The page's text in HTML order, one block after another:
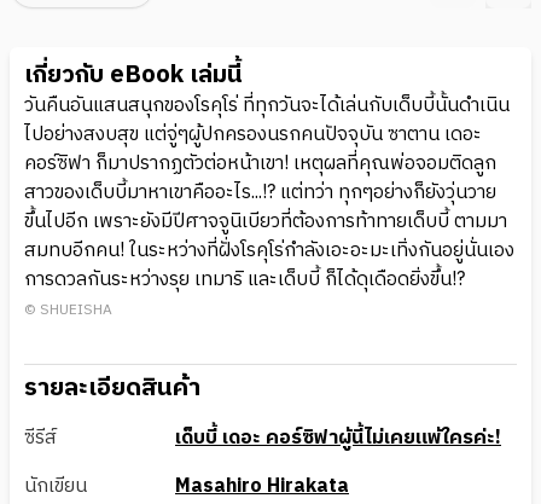
เกี่ยวกับ eBook เล่มนี้
วันคืนอันแสนสนุกของโรคุโร่ ที่ทุกวันจะได้เล่นกับเด็บบี้นั้นดำเนิน
ไปอย่างสงบสุข แต่จู่ๆผู้ปกครองนรกคนปัจจุบัน ซาตาน เดอะ
คอร์ซิฟา ก็มาปรากฏตัวต่อหน้าเขา! เหตุผลที่คุณพ่อจอมติดลูก
สาวของเด็บบี้มาหาเขาคืออะไร...!? แต่ทว่า ทุกๆอย่างก็ยังวุ่นวาย
ขึ้นไปอีก เพราะยังมีปีศาจจูนิเบียวที่ต้องการท้าทายเด็บบี้ ตามมา
สมทบอีกคน! ในระหว่างที่ฝั่งโรคุโร่กำลังเอะอะมะเทิ่งกันอยู่นั่นเอง
การดวลกันระหว่างรุย เทมาริ และเด็บบี้ ก็ได้ดุเดือดยิ่งขึ้น!?
© SHUEISHA
รายละเอียดสินค้า
ซีรีส์
เด็บบี้ เดอะ คอร์ซิฟาผู้นี้ไม่เคยแพ้ใครค่ะ!
นักเขียน
Masahiro Hirakata